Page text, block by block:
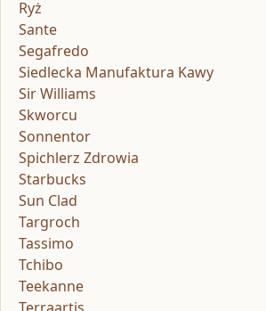
Ryż
Sante
Segafredo
Siedlecka Manufaktura Kawy
Sir Williams
Skworcu
Sonnentor
Spichlerz Zdrowia
Starbucks
Sun Clad
Targroch
Tassimo
Tchibo
Teekanne